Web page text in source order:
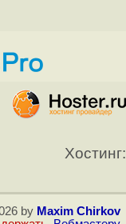
Хостинг:
by Maxim Chirkov